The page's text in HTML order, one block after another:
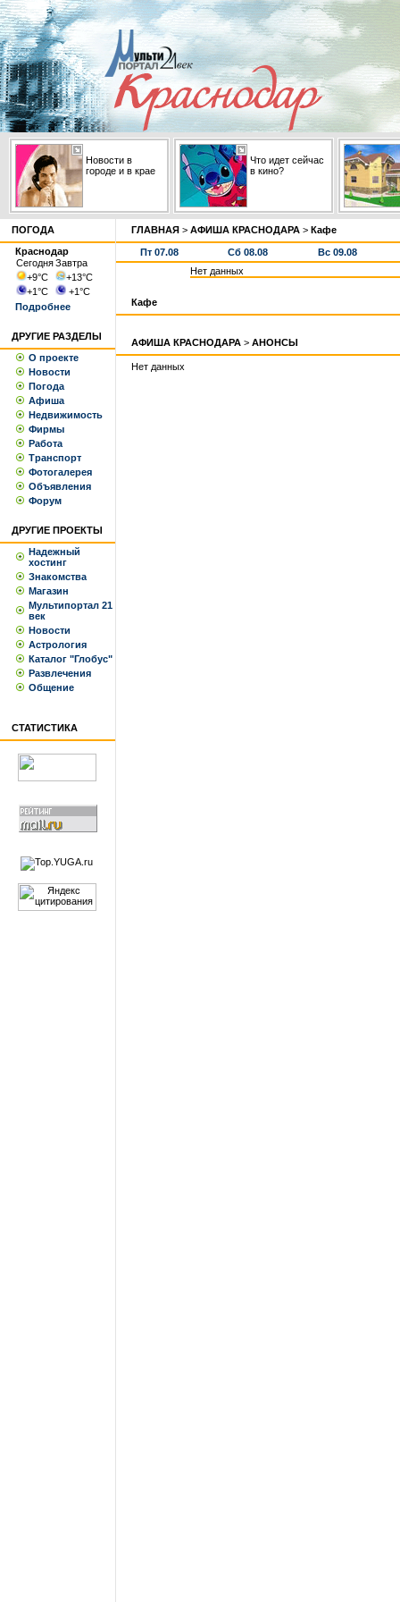
Новости в
городе и в крае
Что идет сейчас
в кино?
ПОГОДА
Краснодар
СегодняЗавтра
+9°С +13°С
+1°С +1°С
Подробнее
ДРУГИЕ РАЗДЕЛЫ
О проекте
Новости
Погода
Афиша
Недвижимость
Фирмы
Работа
Транспорт
Фотогалерея
Объявления
Форум
ДРУГИЕ ПРОЕКТЫ
Надежный
хостинг
Знакомства
Магазин
Мультипортал 21
век
Новости
Астрология
Каталог "Глобус"
Развлечения
Общение
СТАТИСТИКА
ГЛАВНАЯ > АФИША КРАСНОДАРА > Кафе
Пт 07.08 Сб 08.08
Вс 09.08
Нет данных
Кафе
АФИША КРАСНОДАРА > АНОНСЫ
Нет данных